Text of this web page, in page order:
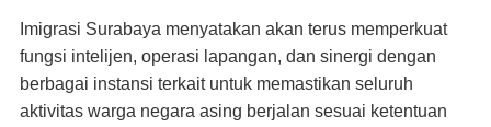
Imigrasi Surabaya menyatakan akan terus memperkuat
fungsi intelijen, operasi lapangan, dan sinergi dengan
berbagai instansi terkait untuk memastikan seluruh
aktivitas warga negara asing berjalan sesuai ketentuan